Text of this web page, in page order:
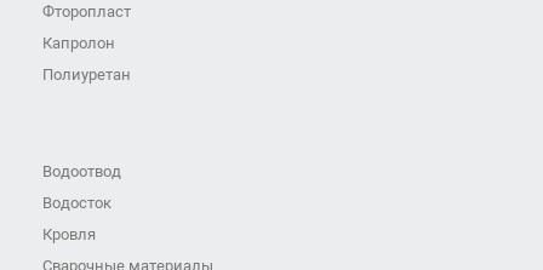
Фторопласт
Капролон
Полиуретан
Водоотвод
Водосток
Кровля
Сварочные материалы